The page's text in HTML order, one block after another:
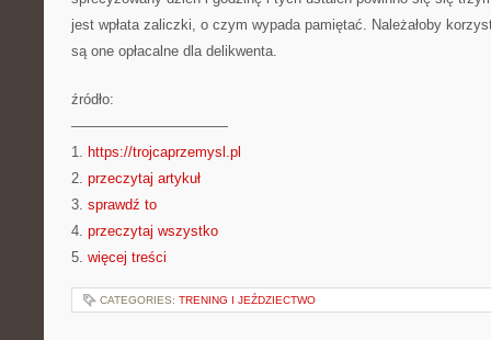
jest wpłata zaliczki, o czym wypada pamiętać. Należałoby
są one opłacalne dla delikwenta.
źródło:
———————————
1. https://trojcaprzemysl.pl
2. przeczytaj artykuł
3. sprawdź to
4. przeczytaj wszystko
5. więcej treści
CATEGORIES: TRENING I JEŹDZIECTWO